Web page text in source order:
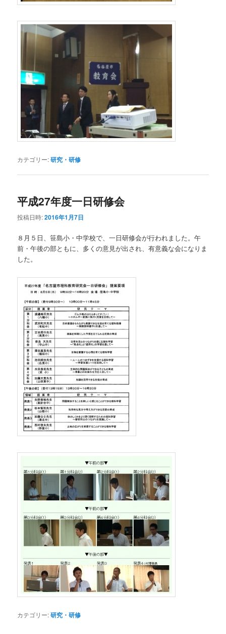
カテゴリー:研究・研修
平成27年度一日研修会
投稿日時:2016年1月7日
８月５日、笹島小・中学校で、一日研修会が行われました。午
前・午後の部ともに、多くの意見が出され、有意義な会になりま
した。
カテゴリー:研究・研修